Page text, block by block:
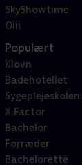
SkyShowtime
Oiii
Populært
Klovn
Badehotellet
Sygeplejeskolen
X Factor
Bachelor
Forræder
Bachelorette